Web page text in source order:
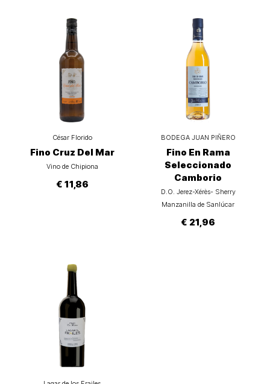
César Florido
Fino Cruz Del Mar
Vino de Chipiona
€ 11,86
BODEGA JUAN PIÑERO
Fino En Rama
Seleccionado
Camborio
D.O. Jerez-Xérès- Sherry
Manzanilla de Sanlúcar
€ 21,96